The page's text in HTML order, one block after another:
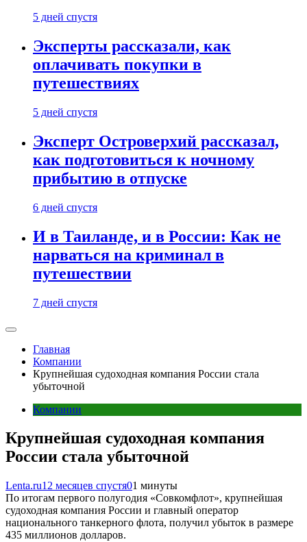
5 дней спустя
Эксперты рассказали, как
оплачивать покупки в
путешествиях
5 дней спустя
Эксперт Островерхий рассказал,
как подготовиться к ночному
прибытию в отпуске
6 дней спустя
И в Таиланде, и в России: Как не
нарваться на криминал в
путешествии
7 дней спустя
Главная
Компании
Крупнейшая судоходная компания России стала
убыточной
Компании
Крупнейшая судоходная компания
России стала убыточной
Lenta.ru12 месяцев спустя01 минуты
По итогам первого полугодия «Совкомфлот», крупнейшая
судоходная компания России и главный оператор
национального танкерного флота, получил убыток в размере
435 миллионов долларов.